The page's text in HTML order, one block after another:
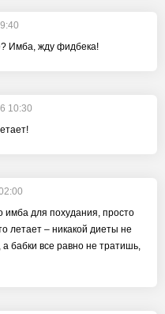
Имба, жду фидбека!
10:30
для похудания, просто
летает – никакой диеты не
а бабки все равно не тратишь,